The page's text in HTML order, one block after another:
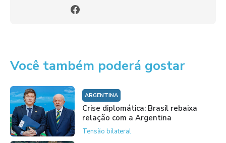
Você também poderá gostar
ARGENTINA
Crise diplomática: Brasil rebaixa
relação com a Argentina
Tensão bilateral